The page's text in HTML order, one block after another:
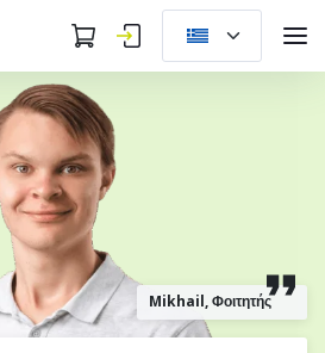
Mikhail, Φοιτητής